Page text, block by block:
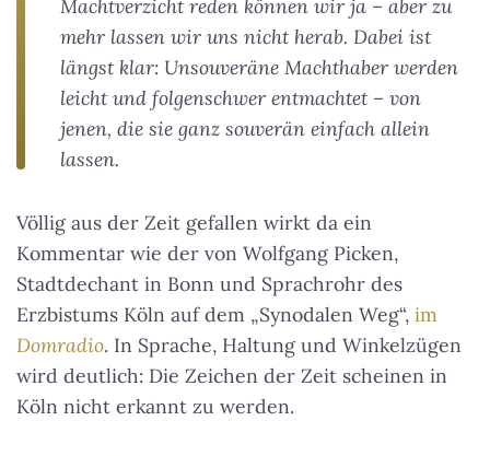
Machtverzicht reden können wir ja – aber zu
mehr lassen wir uns nicht herab. Dabei ist
längst klar: Unsouveräne Machthaber werden
leicht und folgenschwer entmachtet – von
jenen, die sie ganz souverän einfach allein
lassen.
Völlig aus der Zeit gefallen wirkt da ein
Kommentar wie der von Wolfgang Picken,
Stadtdechant in Bonn und Sprachrohr des
Erzbistums Köln auf dem „Synodalen Weg“, im
Domradio. In Sprache, Haltung und Winkelzügen
wird deutlich: Die Zeichen der Zeit scheinen in
Köln nicht erkannt zu werden.